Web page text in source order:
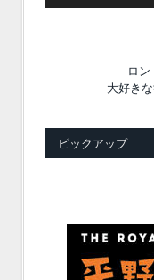
ロ
大好き
ピックアップ